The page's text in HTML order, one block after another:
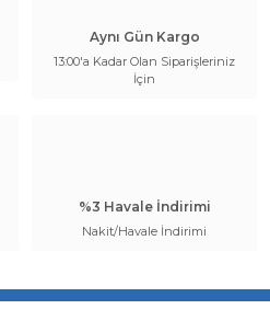
Aynı Gün Kargo
13:00'a Kadar Olan Siparişleriniz
İçin
%3 Havale İndirimi
Nakit/Havale İndirimi